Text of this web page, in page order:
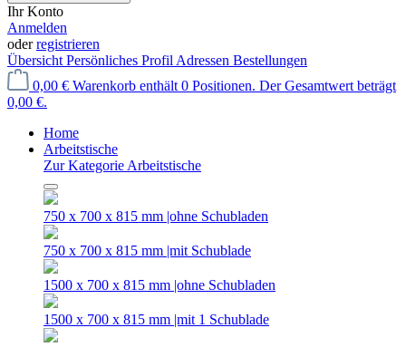
Ihr Konto
Anmelden
oderregistrieren
Übersicht Persönliches Profil Adressen Bestellungen
0,00 € Warenkorb enthält 0 Positionen. Der Gesamtwert beträgt
0,00 €.
Home
Arbeitstische
Zur Kategorie Arbeitstische
750 x 700 x 815 mm |ohne Schubladen
750 x 700 x 815 mm |mit Schublade
1500 x 700 x 815 mm |ohne Schubladen
1500 x 700 x 815 mm |mit 1 Schublade